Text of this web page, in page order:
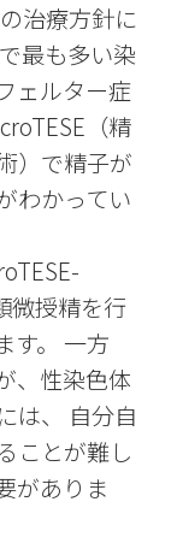
治療方針に
最も多い染
ェルター症
（精
）で精子が
わかってい
微授精を行
す。 一方
、性染色体
は、 自分自
ことが難し
がありま